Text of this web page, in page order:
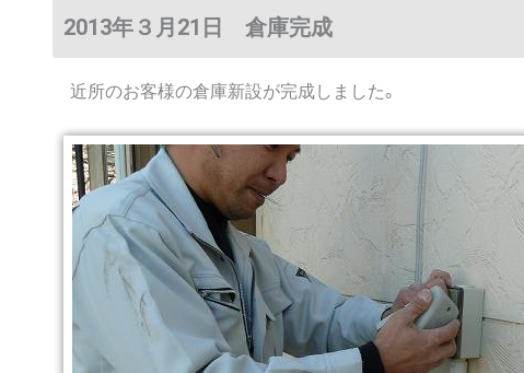
2013年３月21日 倉庫完成
近所のお客様の倉庫新設が完成しました。